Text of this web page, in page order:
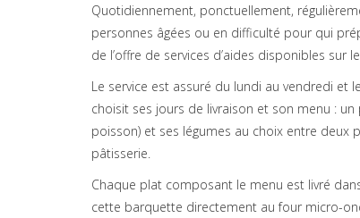
Quotidiennement, ponctuellement,
personnes âgées ou en difficulté pour qui
de l’offre de services d’aides disponibles sur
Le service est assuré du lundi au vendredi et
choisit ses jours de livraison et son menu :
poisson) et ses légumes au choix entre deux
pâtisserie.
Chaque plat composant le menu est livré
cette barquette directement au four micro-